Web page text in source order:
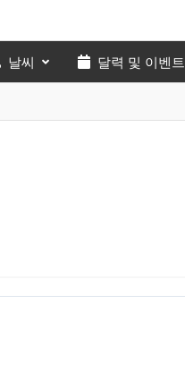
날씨 달력 및 이벤트